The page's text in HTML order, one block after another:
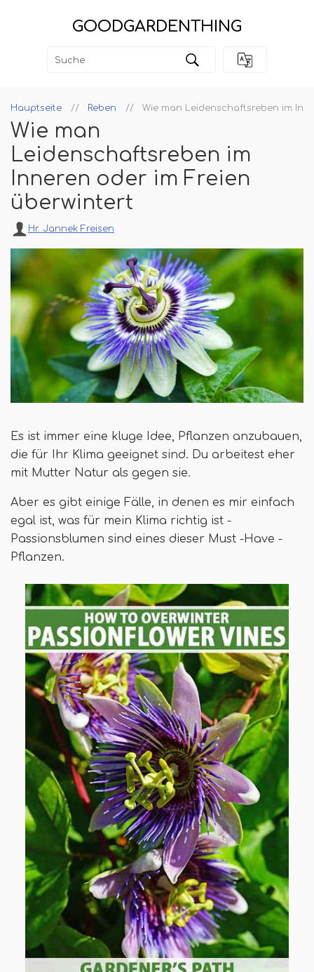
GOODGARDENTHING
Hauptseite Reben Wie man Leidenschaftsreben im
Wie man
Leidenschaftsreben im
Inneren oder im Freien
überwintert
Hr. Jannek Freisen
Es ist immer eine kluge Idee, Pflanzen anzubauen,
die für Ihr Klima geeignet sind. Du arbeitest eher
mit Mutter Natur als gegen sie.
Aber es gibt einige Fälle, in denen es mir einfach
egal ist, was für mein Klima richtig ist -
Passionsblumen sind eines dieser Must -Have -
Pflanzen.